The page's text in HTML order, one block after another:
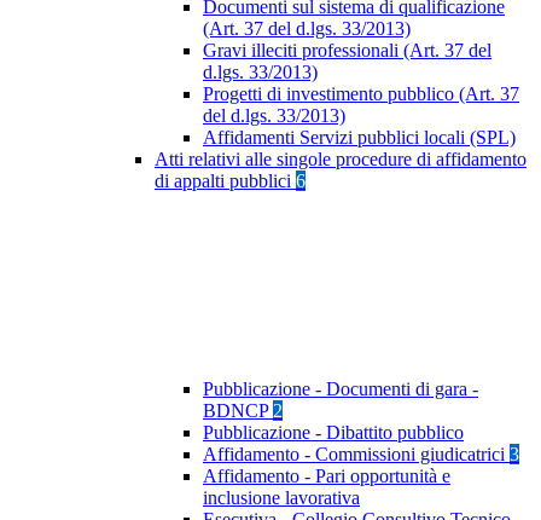
Documenti sul sistema di qualificazione
(Art. 37 del d.lgs. 33/2013)
Gravi illeciti professionali (Art. 37 del
d.lgs. 33/2013)
Progetti di investimento pubblico (Art. 37
del d.lgs. 33/2013)
Affidamenti Servizi pubblici locali (SPL)
Atti relativi alle singole procedure di affidamento
di appalti pubblici 6
Pubblicazione - Documenti di gara -
BDNCP 2
Pubblicazione - Dibattito pubblico
Affidamento - Commissioni giudicatrici 3
Affidamento - Pari opportunità e
inclusione lavorativa